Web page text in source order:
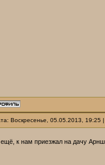
Воскресенье, 05.05.2013,
к нам приезжал на дачу